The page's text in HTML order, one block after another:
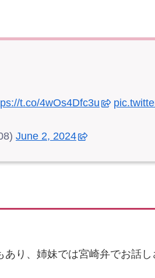
t.co/4wOs4Dfc3u
June 2, 2024
あり、姉妹では宮崎弁でお話